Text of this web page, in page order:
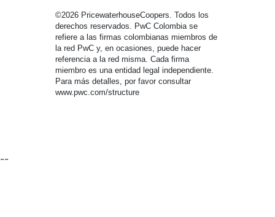
©2026 PricewaterhouseCoopers. Todos los
derechos reservados. PwC Colombia se
refiere a las firmas colombianas miembros de
la red PwC y, en ocasiones, puede hacer
referencia a la red misma. Cada firma
miembro es una entidad legal independiente.
Para más detalles, por favor consultar
www.pwc.com/structure
--